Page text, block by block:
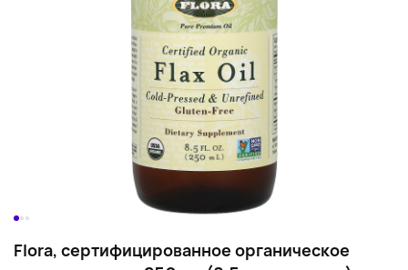
Flora, сертифицированное органическое